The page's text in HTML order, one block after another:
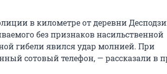
в километре от деревни
без признаков насильственной
гибели явился удар молнией. При
сотовый телефон, — рассказали в